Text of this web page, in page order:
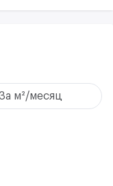
за м²/месяц